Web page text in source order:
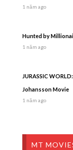
1 năm ago
Hunted by
1 năm ago
JURASSIC
Johansson Movie
1 năm ago
MT